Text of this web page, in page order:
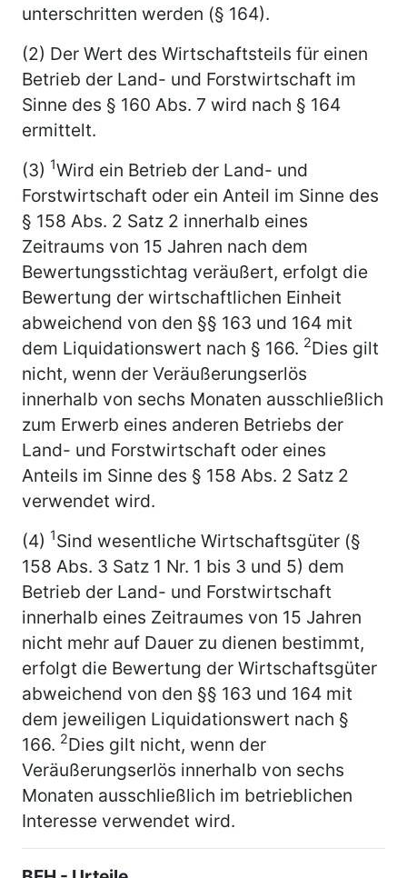
unterschritten werden (§ 164).
(2) Der Wert des Wirtschaftsteils für einen
Betrieb der Land- und Forstwirtschaft im
Sinne des § 160 Abs. 7 wird nach § 164
ermittelt.
(3) 1Wird ein Betrieb der Land- und
Forstwirtschaft oder ein Anteil im Sinne des
§ 158 Abs. 2 Satz 2 innerhalb eines
Zeitraums von 15 Jahren nach dem
Bewertungsstichtag veräußert, erfolgt die
Bewertung der wirtschaftlichen Einheit
abweichend von den §§ 163 und 164 mit
dem Liquidationswert nach § 166. 2Dies gilt
nicht, wenn der Veräußerungserlös
innerhalb von sechs Monaten ausschließlich
zum Erwerb eines anderen Betriebs der
Land- und Forstwirtschaft oder eines
Anteils im Sinne des § 158 Abs. 2 Satz 2
verwendet wird.
(4) 1Sind wesentliche Wirtschaftsgüter (§
158 Abs. 3 Satz 1 Nr. 1 bis 3 und 5) dem
Betrieb der Land- und Forstwirtschaft
innerhalb eines Zeitraumes von 15 Jahren
nicht mehr auf Dauer zu dienen bestimmt,
erfolgt die Bewertung der Wirtschaftsgüter
abweichend von den §§ 163 und 164 mit
dem jeweiligen Liquidationswert nach §
166. 2Dies gilt nicht, wenn der
Veräußerungserlös innerhalb von sechs
Monaten ausschließlich im betrieblichen
Interesse verwendet wird.